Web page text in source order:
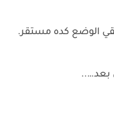
بعد…..